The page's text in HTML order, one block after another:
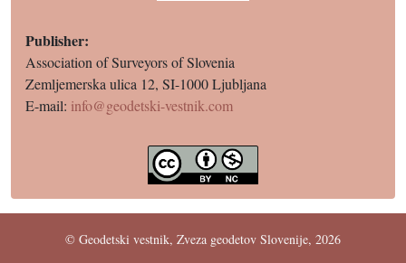
Publisher:
Association of Surveyors of Slovenia
Zemljemerska ulica 12, SI-1000 Ljubljana
E-mail: info@geodetski-vestnik.com
© Geodetski vestnik, Zveza geodetov Slovenije, 2026